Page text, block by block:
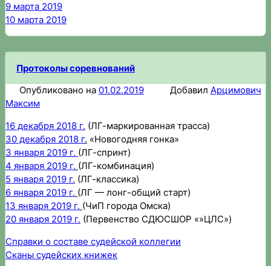
9 марта 2019
10 марта 2019
Протоколы соревнований
Опубликовано на 01.02.2019 Добавил Арцимович
Максим
16 декабря 2018 г. (ЛГ-маркированная трасса)
30 декабря 2018 г. «Новогодняя гонка»
3 января 2019 г. (ЛГ-спринт)
4 января 2019 г. (ЛГ-комбинация)
5 января 2019 г. (ЛГ-классика)
6 января 2019 г. (ЛГ — лонг-общий старт)
13 января 2019 г. (ЧиП города Омска)
20 января 2019 г. (Первенство СДЮСШОР «»ЦЛС»)
Справки о составе судейской коллегии
Сканы судейских книжек